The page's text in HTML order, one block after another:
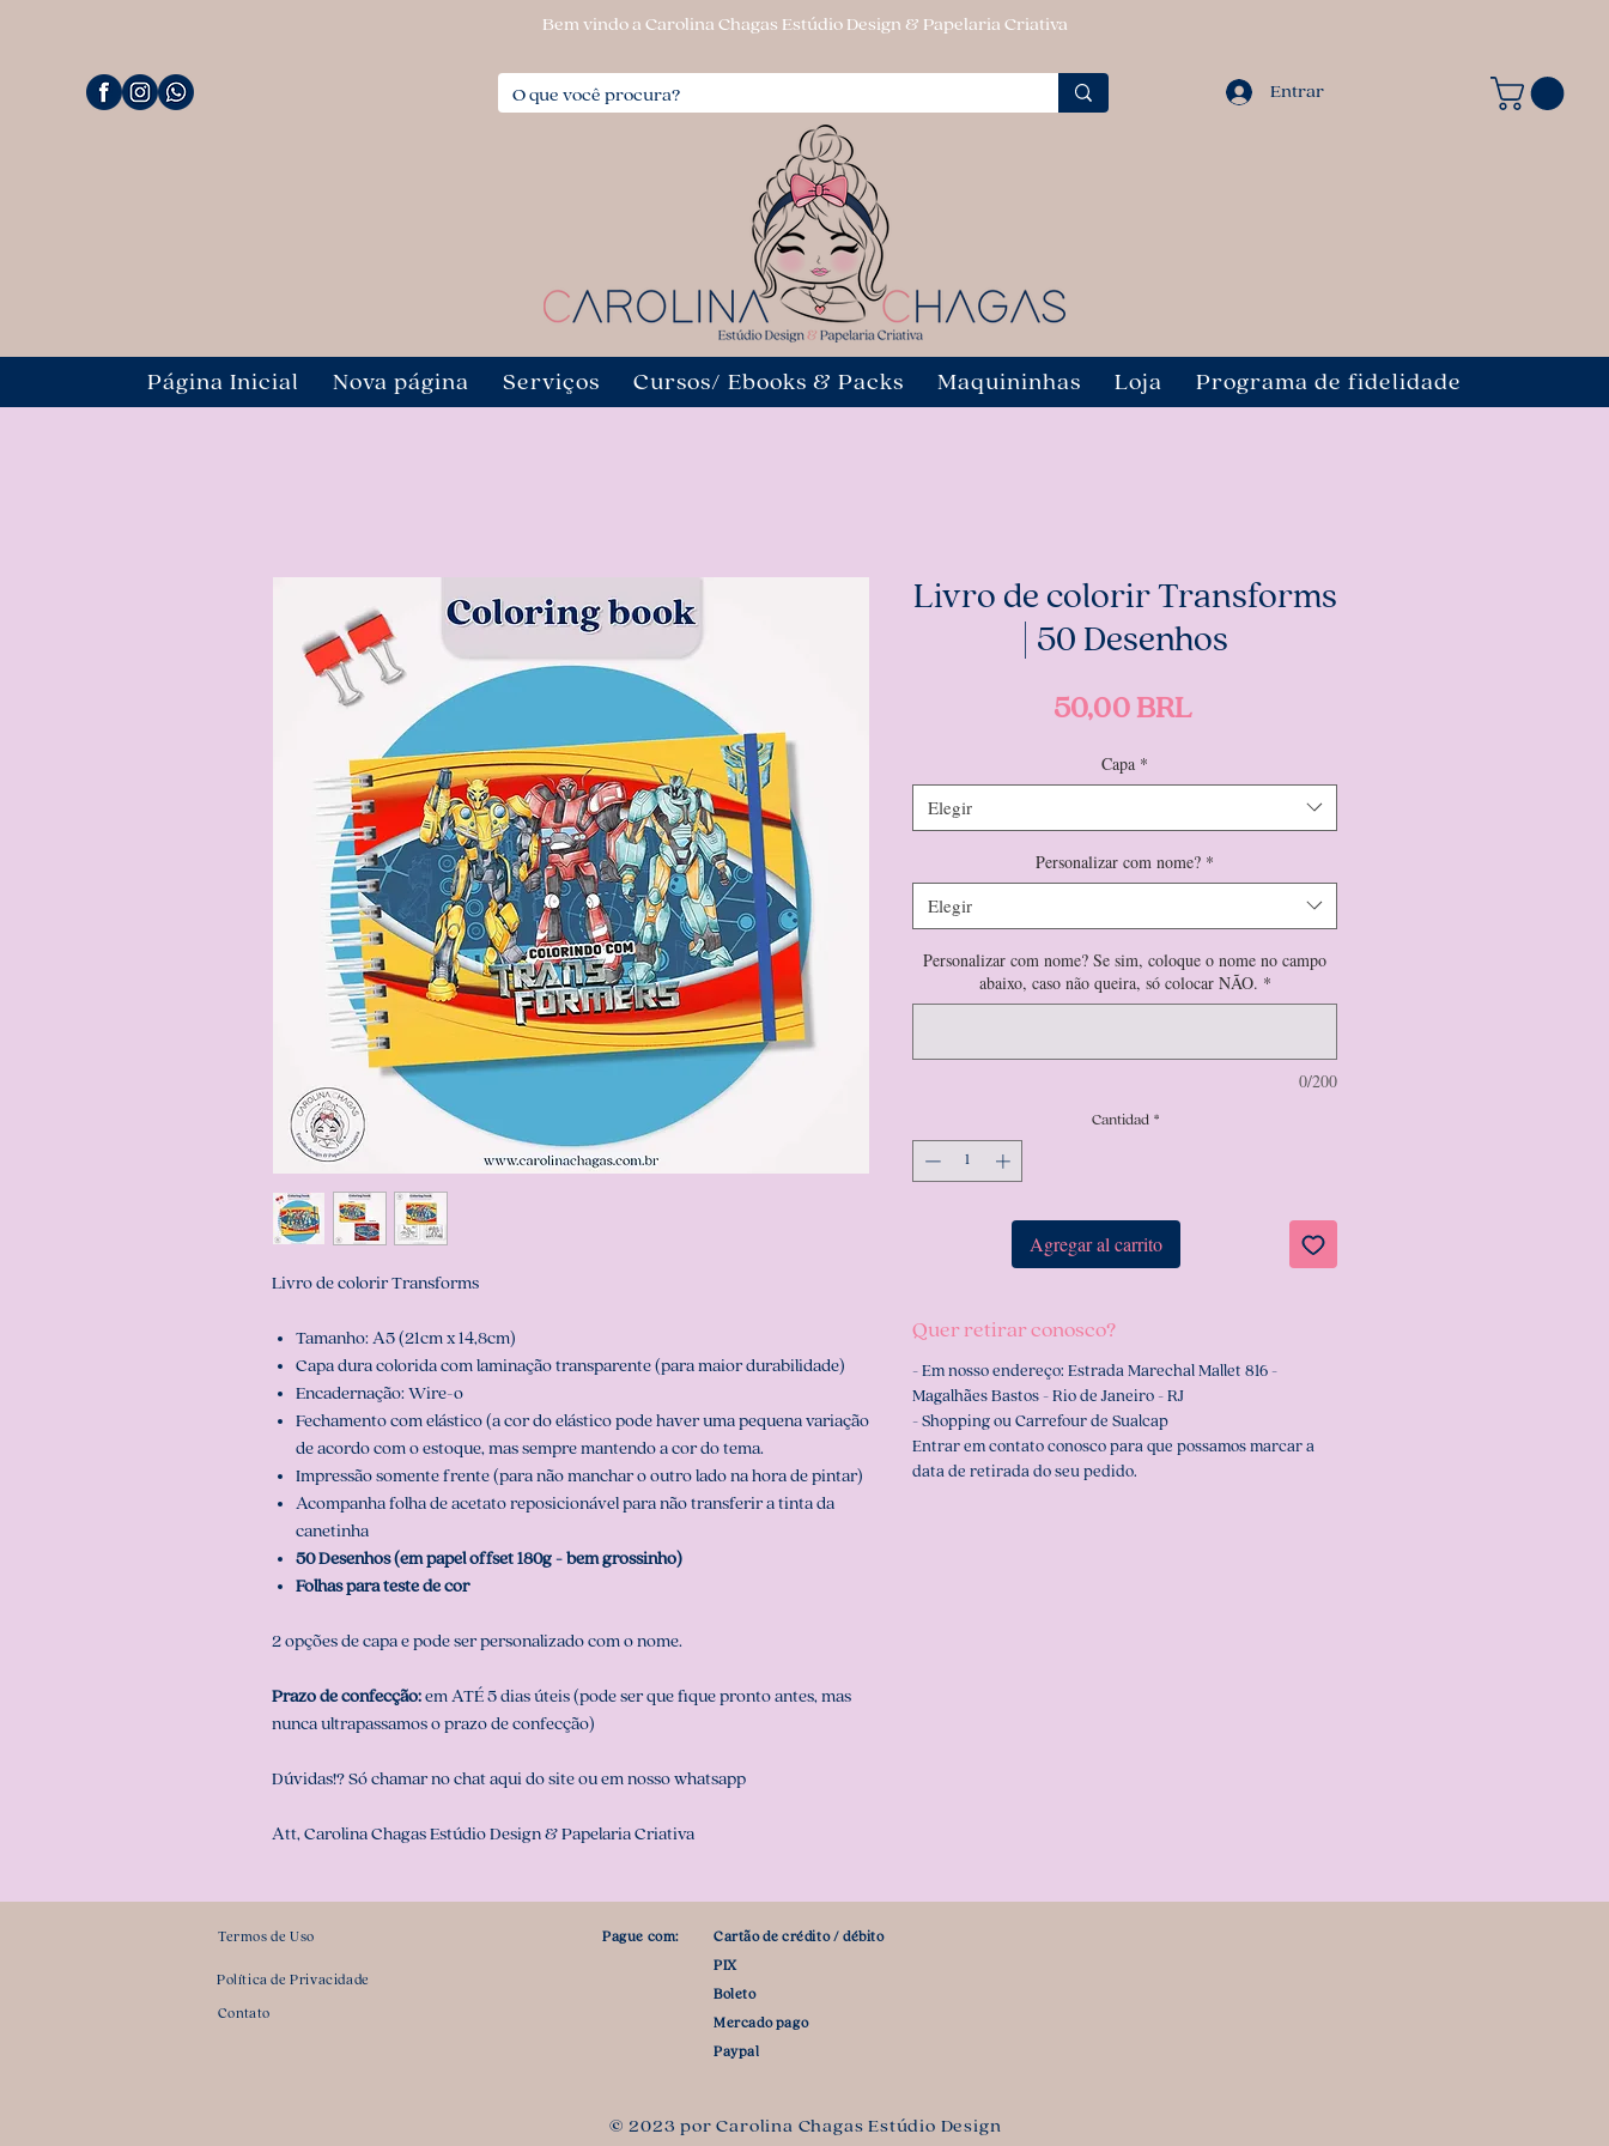
Bem vindo a Carolina Chagas Estúdio Design & Papelaria Criativa
Entrar
Página Inicial Nova página Serviços Cursos/ Ebooks & Packs Maquininhas Loja Programa de fidelidade
Livro de colorir Transforms
Tamanho: A5 (21cm x 14,8cm)
Capa dura colorida com laminação transparente (para maior durabilidade)
Encadernação: Wire-o
Fechamento com elástico (a cor do elástico pode haver uma pequena variação
de acordo com o estoque, mas sempre mantendo a cor do tema.
Impressão somente frente (para não manchar o outro lado na hora de pintar)
Acompanha folha de acetato reposicionável para não transferir a tinta da
canetinha
50 Desenhos (em papel offset 180g - bem grossinho)
Folhas para teste de cor
2 opções de capa e pode ser personalizado com o nome.
Prazo de confecção: em ATÉ 5 dias úteis (pode ser que fique pronto antes, mas
nunca ultrapassamos o prazo de confecção)
Dúvidas!? Só chamar no chat aqui do site ou em nosso whatsapp
Att, Carolina Chagas Estúdio Design & Papelaria Criativa
Livro de colorir Transforms
| 50 Desenhos
50,00 BRLPrecio
Capa *
Elegir
Personalizar com nome? *
Elegir
Personalizar com nome? Se sim, coloque o nome no campo
abaixo, caso não queira, só colocar NÃO. *
0/200
Cantidad *
Agregar al carrito
Quer retirar conosco?
- Em nosso endereço: Estrada Marechal Mallet 816 -
Magalhães Bastos - Rio de Janeiro - RJ
- Shopping ou Carrefour de Sualcap
Entrar em contato conosco para que possamos marcar a
data de retirada do seu pedido.
Termos de Uso
Política de Privacidade
Contato
Pague com:
Cartão de crédito / débito
PIX
Boleto
Mercado pago
Paypal
© 2023 por Carolina Chagas Estúdio Design